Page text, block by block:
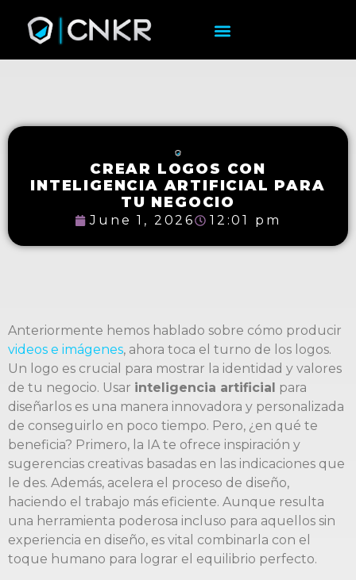
CREAR LOGOS CON
INTELIGENCIA ARTIFICIAL PARA
TU NEGOCIO
June 1, 2026 12:01 pm
Anteriormente hemos hablado sobre cómo producir
videos e imágenes, ahora toca el turno de los logos.
Un logo es crucial para mostrar la identidad y valores
de tu negocio. Usar inteligencia artificial para
diseñarlos es una manera innovadora y personalizada
de conseguirlo en poco tiempo. Pero, ¿en qué te
beneficia? Primero, la IA te ofrece inspiración y
sugerencias creativas basadas en las indicaciones que
le des. Además, acelera el proceso de diseño,
haciendo el trabajo más eficiente. Aunque resulta
una herramienta poderosa incluso para aquellos sin
experiencia en diseño, es vital combinarla con el
toque humano para lograr el equilibrio perfecto.